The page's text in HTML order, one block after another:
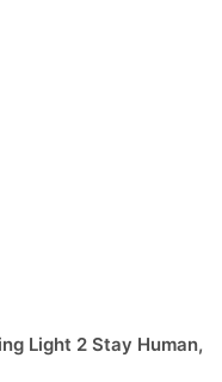
Light 2 Stay Human,